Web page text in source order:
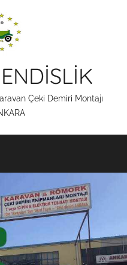
Çeki Demiri Montajı